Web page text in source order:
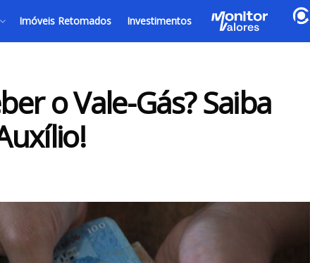
Imóveis Retomados Investimentos
o Vale-Gás? Saiba